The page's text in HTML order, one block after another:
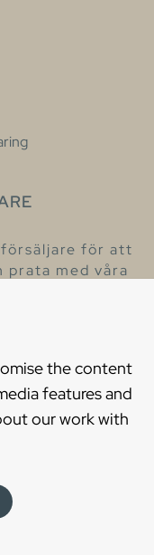
the content
features and
our work with
för att
prata med våra